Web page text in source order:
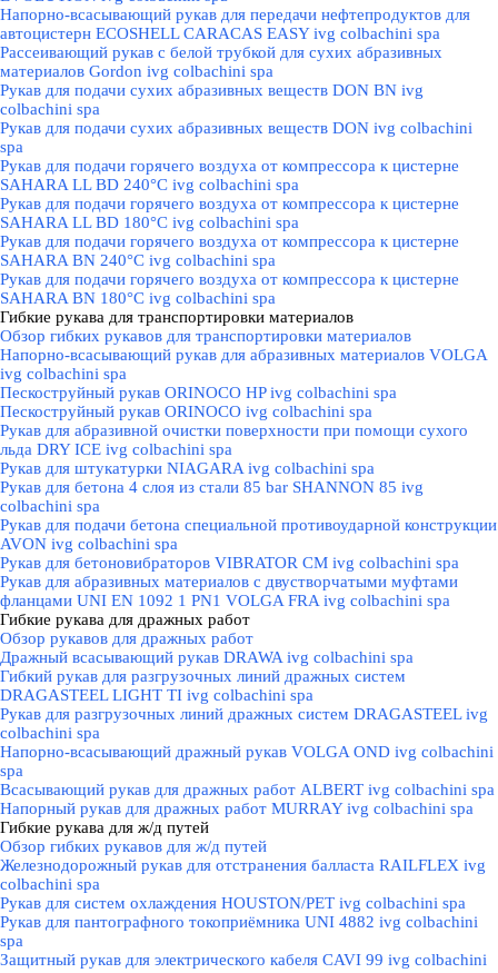
Напорно-всасывающий рукав для передачи нефтепродуктов для
автоцистерн ECOSHELL CARACAS EASY ivg colbachini spa
Рассеивающий рукав с белой трубкой для сухих абразивных
материалов Gordon ivg colbachini spa
Рукав для подачи сухих абразивных веществ DON BN ivg
colbachini spa
Рукав для подачи сухих абразивных веществ DON ivg colbachini
spa
Рукав для подачи горячего воздуха от компрессора к цистерне
SAHARA LL BD 240°C ivg colbachini spa
Рукав для подачи горячего воздуха от компрессора к цистерне
SAHARA LL BD 180°C ivg colbachini spa
Рукав для подачи горячего воздуха от компрессора к цистерне
SAHARA BN 240°C ivg colbachini spa
Рукав для подачи горячего воздуха от компрессора к цистерне
SAHARA BN 180°C ivg colbachini spa
Гибкие рукава для транспортировки материалов
Обзор гибких рукавов для транспортировки материалов
Напорно-всасывающий рукав для абразивных материалов VOLGA
ivg colbachini spa
Пескоструйный рукав ORINOCO HP ivg colbachini spa
Пескоструйный рукав ORINOCO ivg colbachini spa
Рукав для абразивной очистки поверхности при помощи сухого
льда DRY ICE ivg colbachini spa
Рукав для штукатурки NIAGARA ivg colbachini spa
Рукав для бетона 4 слоя из стали 85 bar SHANNON 85 ivg
colbachini spa
Рукав для подачи бетона специальной противоударной конструкции
AVON ivg colbachini spa
Рукав для бетоновибраторов VIBRATOR CM ivg colbachini spa
Рукав для абразивных материалов с двустворчатыми муфтами
фланцами UNI EN 1092 1 PN1 VOLGA FRA ivg colbachini spa
Гибкие рукава для дражных работ
Обзор рукавов для дражных работ
Дражный всасывающий рукав DRAWA ivg colbachini spa
Гибкий рукав для разгрузочных линий дражных систем
DRAGASTEEL LIGHT TI ivg colbachini spa
Рукав для разгрузочных линий дражных систем DRAGASTEEL ivg
colbachini spa
Напорно-всасывающий дражный рукав VOLGA OND ivg colbachini
spa
Всасывающий рукав для дражных работ ALBERT ivg colbachini spa
Напорный рукав для дражных работ MURRAY ivg colbachini spa
Гибкие рукава для ж/д путей
Обзор гибких рукавов для ж/д путей
Железнодорожный рукав для отстранения балласта RAILFLEX ivg
colbachini spa
Рукав для систем охлаждения HOUSTON/PET ivg colbachini spa
Рукав для пантографного токоприёмника UNI 4882 ivg colbachini
spa
Защитный рукав для электрического кабеля CAVI 99 ivg colbachini